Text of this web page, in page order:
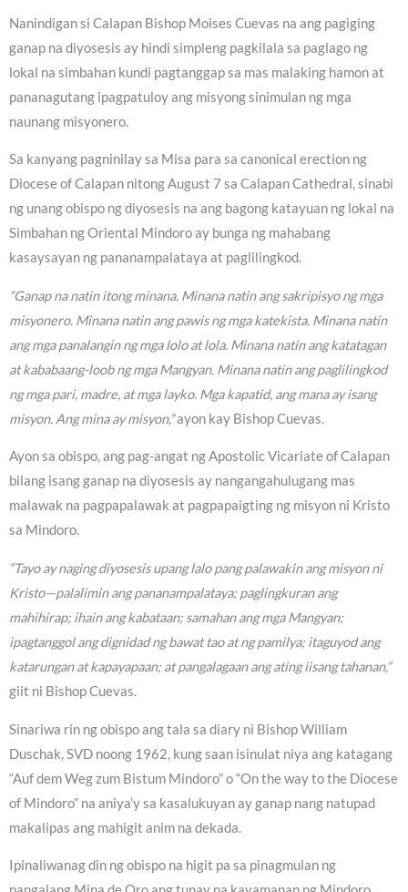
Nanindigan si Calapan Bishop Moises Cuevas na ang pagiging
ganap na diyosesis ay hindi simpleng pagkilala sa paglago ng
lokal na simbahan kundi pagtanggap sa mas malaking hamon at
pananagutang ipagpatuloy ang misyong sinimulan ng mga
naunang misyonero.
Sa kanyang pagninilay sa Misa para sa canonical erection ng
Diocese of Calapan nitong August 7 sa Calapan Cathedral, sinabi
ng unang obispo ng diyosesis na ang bagong katayuan ng lokal na
Simbahan ng Oriental Mindoro ay bunga ng mahabang
kasaysayan ng pananampalataya at paglilingkod.
“Ganap na natin itong minana. Minana natin ang sakripisyo ng mga
misyonero. Minana natin ang pawis ng mga katekista. Minana natin
ang mga panalangin ng mga lolo at lola. Minana natin ang katatagan
at kababaang-loob ng mga Mangyan. Minana natin ang paglilingkod
ng mga pari, madre, at mga layko. Mga kapatid, ang mana ay isang
misyon. Ang mina ay misyon,”ayon kay Bishop Cuevas.
Ayon sa obispo, ang pag-angat ng Apostolic Vicariate of Calapan
bilang isang ganap na diyosesis ay nangangahulugang mas
malawak na pagpapalawak at pagpapaigting ng misyon ni Kristo
sa Mindoro.
“Tayo ay naging diyosesis upang lalo pang palawakin ang misyon ni
Kristo—palalimin ang pananampalataya; paglingkuran ang
mahihirap; ihain ang kabataan; samahan ang mga Mangyan;
ipagtanggol ang dignidad ng bawat tao at ng pamilya; itaguyod ang
katarungan at kapayapaan; at pangalagaan ang ating iisang tahanan,”
giit ni Bishop Cuevas.
Sinariwa rin ng obispo ang tala sa diary ni Bishop William
Duschak, SVD noong 1962, kung saan isinulat niya ang katagang
“Auf dem Weg zum Bistum Mindoro” o “On the way to the Diocese
of Mindoro” na aniya’y sa kasalukuyan ay ganap nang natupad
makalipas ang mahigit anim na dekada.
Ipinaliwanag din ng obispo na higit pa sa pinagmulan ng